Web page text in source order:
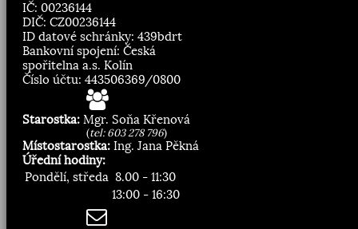
IČ: 00236144
DIČ: CZ00236144
ID datové schránky: 439bdrt
Bankovní spojení: Česká
spořitelna a.s. Kolín
Číslo účtu: 443506369/0800
Starostka: Mgr. Soňa Křenová
(tel: 603 278 796)
Místostarostka: Ing. Jana Pěkná
Úřední hodiny:
Pondělí, středa 8.00 - 11:30
13:00 - 16:30